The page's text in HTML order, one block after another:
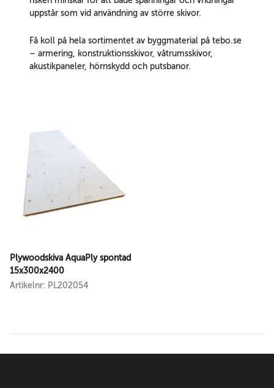
uppstår som vid användning av större skivor.
Få koll på hela sortimentet av byggmaterial på tebo.se
– armering, konstruktionsskivor, våtrumsskivor,
akustikpaneler, hörnskydd och putsbanor.
Plywoodskiva AquaPly spontad
15x300x2400
Artikelnr: PL202054